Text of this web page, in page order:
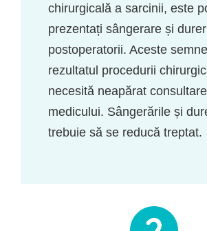
chirurgicală a sarcinii, este
prezentați sângerare și
postoperatorii. Aceste
rezultatul procedurii
necesită neapărat
medicului. Sângerările și
trebuie să se reducă treptat.